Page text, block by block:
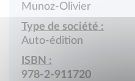
Munoz-Olivier
Type de société :
Auto-édition
ISBN :
978-2-911720